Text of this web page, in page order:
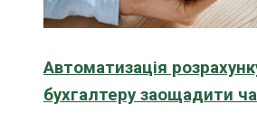
Автоматизація
бухгалтеру заощадити